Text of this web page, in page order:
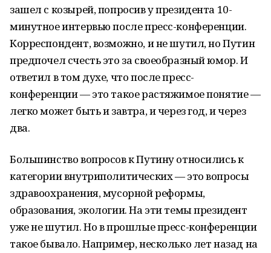
зашел с козырей, попросив у президента 10-
минутное интервью после пресс-конференции.
Корреспондент, возможно, и не шутил, но Путин
предпочел счесть это за своеобразный юмор. И
ответил в том духе, что после пресс-
конференции — это такое растяжимое понятие —
легко может быть и завтра, и через год, и через
два.
Большинство вопросов к Путину относились к
категории внутриполитических — это вопросы
здравоохранения, мусорной реформы,
образования, экологии. На эти темы президент
уже не шутил. Но в прошлые пресс-конференции
такое бывало. Например, несколько лет назад на